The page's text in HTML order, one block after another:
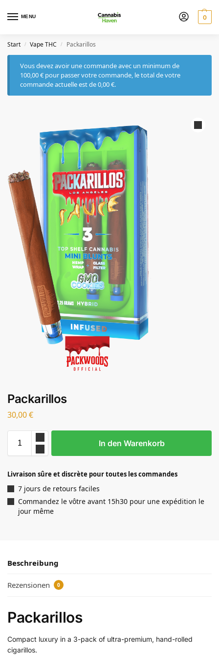
MENU 0
Start / Vape THC / Packarillos
Vous devez avoir une commande avec un minimum de
100,00€ pour passer votre commande, le total de votre
commande actuelle est de0,00€.
Packarillos
30,00€
In den Warenkorb
Livraison sûre et discrète pour toutes les commandes
7 jours de retours faciles
Commandez le vôtre avant 15h30 pour une expédition le
jour même
Beschreibung
Rezensionen 0
Packarillos
Compact luxury in a 3-pack of ultra-premium, hand-rolled
cigarillos.